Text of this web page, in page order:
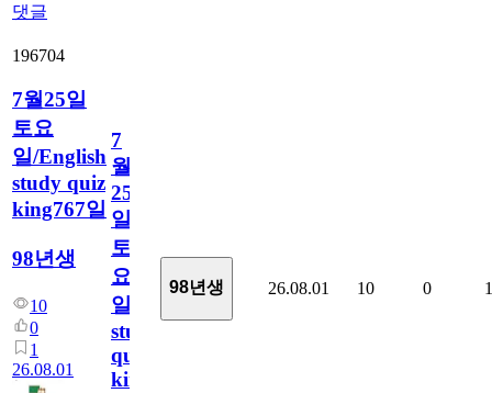
댓글
196704
7월25일
토요
일/English
study quiz
king767일
98년생
10
0
1
26.08.01
7
월
25
일
토
요
일/English
study
quiz
king767
98년생 26.08.01 10 0 1